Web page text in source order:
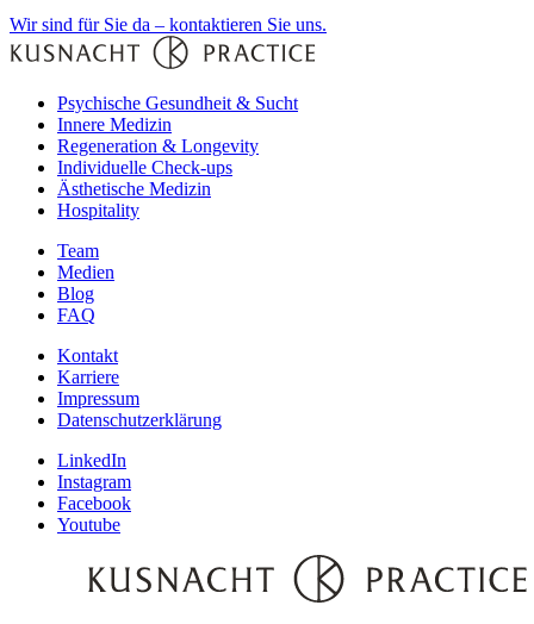
Wir sind für Sie da – kontaktieren Sie uns.
Psychische Gesundheit & Sucht
Innere Medizin
Regeneration & Longevity
Individuelle Check-ups
Ästhetische Medizin
Hospitality
Team
Medien
Blog
FAQ
Kontakt
Karriere
Impressum
Datenschutzerklärung
LinkedIn
Instagram
Facebook
Youtube